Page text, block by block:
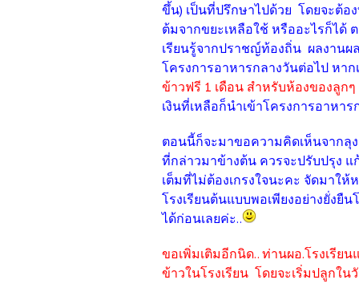
ขึ้น) เป็นที่ปรึกษาไปด้วย โดยจะต้อ
ต้มจากขยะเหลือใช้ หรืออะไรก็ได้
เรียนรู้จากปราชญ์ท้องถิ่น ผลงานผ
โครงการอาหารกลางวันต่อไป หา
ข้าวฟรี 1 เดือน สำหรับห้องของลูก
เงินที่เหลือก็นำเข้าโครงการอาหาร
ตอนนี้ก็จะมาขอความคิดเห็นจากลุ
ที่กล่าวมาข้างต้น ควรจะปรับปรุง
เต็มที่ไม่ต้องเกรงใจนะคะ จัดมาให้
โรงเรียนต้นแบบพอเพียงอย่างยั่ง
ได้ก่อนเลยค่ะ..
ขอเพิ่มเติมอีกนิด.. ท่านผอ.โรงเรีย
ข้าวในโรงเรียน โดยจะเริ่มปลูกใ